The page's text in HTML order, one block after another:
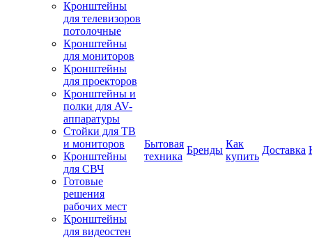
Кронштейны
для телевизоров
потолочные
Кронштейны
для мониторов
Кронштейны
для проекторов
Кронштейны и
полки для AV-
аппаратуры
Стойки для ТВ
и мониторов
Кронштейны
для СВЧ
Готовые
решения
рабочих мест
Кронштейны
для видеостен
Бытовая
техника
Бренды
Как
купить
Доставка